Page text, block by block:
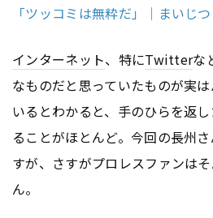
「ツッコミは無粋だ」｜まいじつ
インターネット、特にTwitterな
なものだと思っていたものが実
いるとわかると、手のひらを返
ることがほとんど。今回の長州
すが、さすがプロレスファンは
ん。